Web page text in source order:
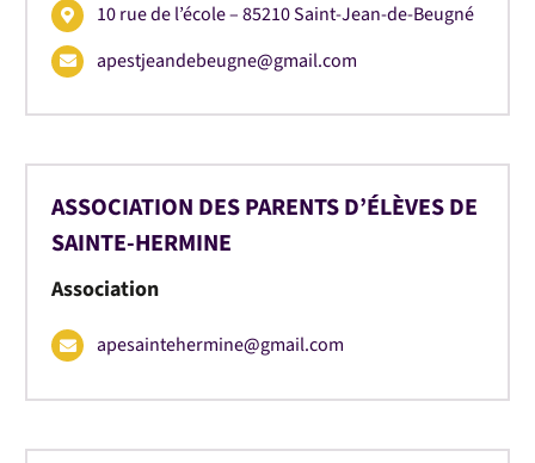
10 rue de l’école – 85210 Saint-Jean-de-Beugné
apestjeandebeugne@gmail.com
ASSOCIATION DES PARENTS D’ÉLÈVES DE
SAINTE-HERMINE
Association
apesaintehermine@gmail.com